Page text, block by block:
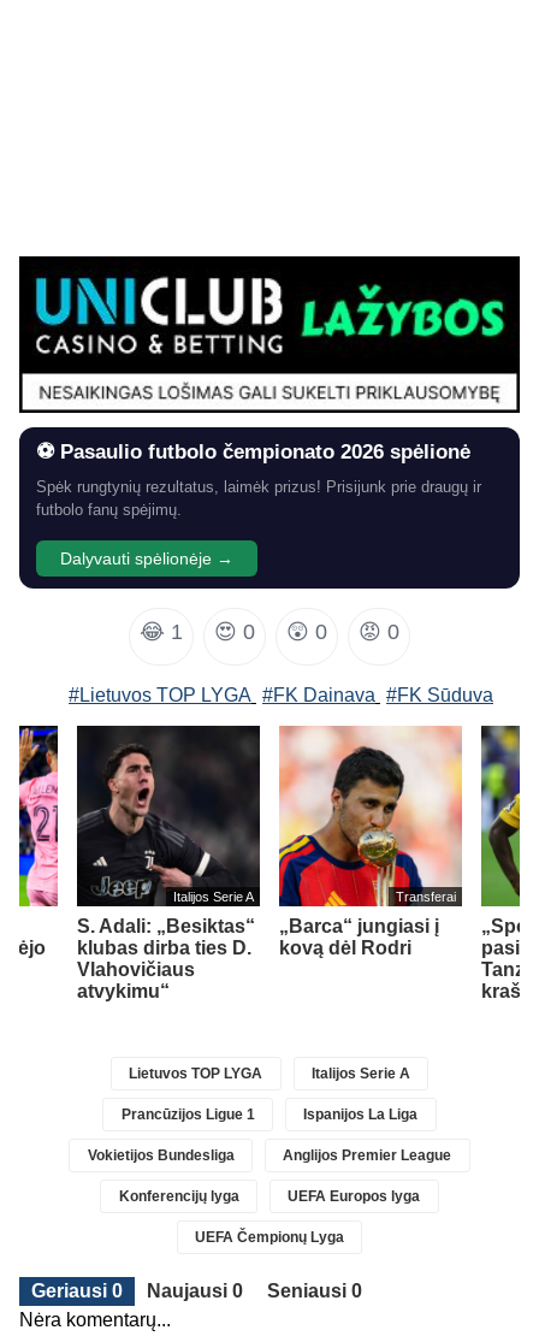
⚽ Pasaulio futbolo čempionato 2026 spėlionė
Spėk rungtynių rezultatus, laimėk prizus! Prisijunk prie draugų ir
futbolo fanų spėjimų.
Dalyvauti spėlionėje →
😂 1 😍 0 😲 0 😡 0
#Lietuvos TOP LYGA #FK Dainava #FK Sūduva
Italijos Serie A
S. Adali: „Besiktas“
klubas dirba ties D.
Vlahovičiaus
atvykimu“
Transferai
„Barca“ jungiasi į
kovą dėl Rodri
Lietuvos TOP LYGA Italijos Serie A
Prancūzijos Ligue 1 Ispanijos La Liga
Vokietijos Bundesliga Anglijos Premier League
Konferencijų lyga UEFA Europos lyga
UEFA Čempionų Lyga
Geriausi 0 Naujausi 0
Seniausi 0
Nėra komentarų...